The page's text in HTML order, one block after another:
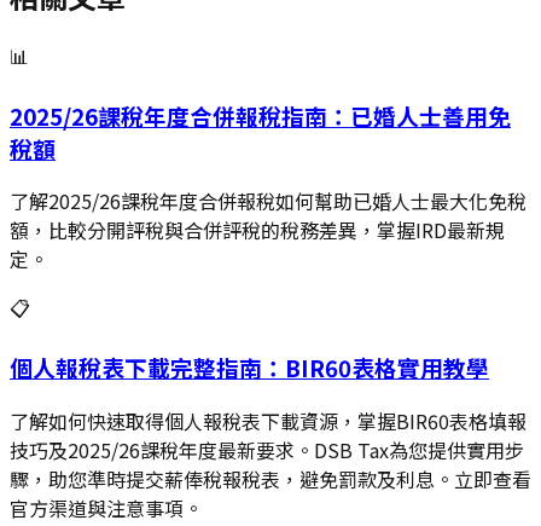
📊
2025/26課稅年度合併報稅指南：已婚人士善用免
稅額
了解2025/26課稅年度合併報稅如何幫助已婚人士最大化免稅
額，比較分開評稅與合併評稅的稅務差異，掌握IRD最新規
定。
📋
個人報稅表下載完整指南：BIR60表格實用教學
了解如何快速取得個人報稅表下載資源，掌握BIR60表格填報
技巧及2025/26課稅年度最新要求。DSB Tax為您提供實用步
驟，助您準時提交薪俸稅報稅表，避免罰款及利息。立即查看
官方渠道與注意事項。